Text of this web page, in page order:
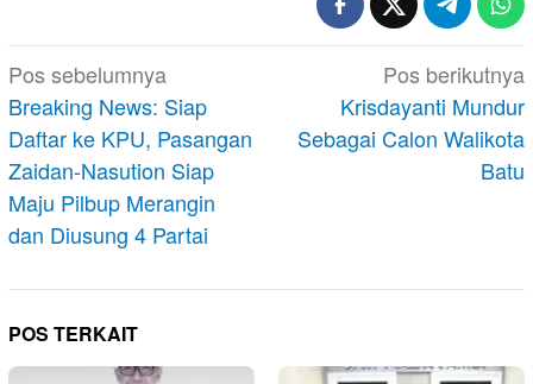
Navigasi
pos
Pos sebelumnya
Breaking News: Siap
Daftar ke KPU, Pasangan
Zaidan-Nasution Siap
Maju Pilbup Merangin
dan Diusung 4 Partai
Pos berikutnya
Krisdayanti Mundur
Sebagai Calon Walikota
Batu
POS TERKAIT